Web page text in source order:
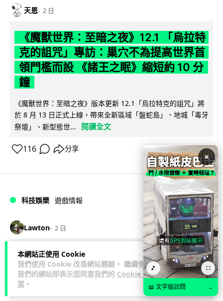
本網站正使用 Cookie
我們使用 Cookie 改善網站體驗。 繼續使用
我們的網站即表示您同意我們的 Cookie 政
策 。
天恩 2 日
《魔獸世界：至暗之夜》12.1 「烏拉特
克的詛咒」專訪：巢穴不為提高世界首
領門檻而設 《諸王之眠》縮短約 10 分
鐘
《魔獸世界：至暗之夜》版本更新 12.1「烏拉特克的詛咒」將
於 8 月 13 日正式上線，帶來全新區域「盤蛇島」、地城「毒牙
祭壇」、新型態世...
閱讀全文
116 分享
科技娛樂 遊戲情報
Lawton 2 日
日本二手遊戲店減 90% 門市 業績反增
四成 "懷舊"在 Z 世代變成最潮「新鮮
感」
×
🎵 ⛶
📖 文字版訪問 →